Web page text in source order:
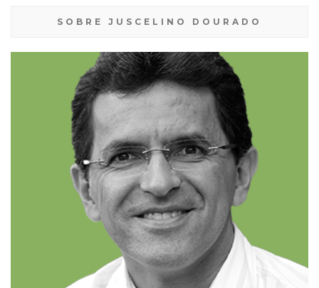
SOBRE JUSCELINO DOURADO